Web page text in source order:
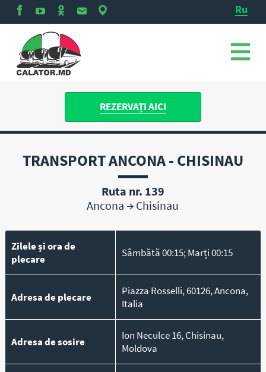
Ru
REZERVAȚI AICI
TRANSPORT ANCONA - CHISINAU
Ruta nr. 139
Ancona→ Chisinau
Zilele și ora de
plecare
Sâmbătă 00:15; Marți 00:15
Adresa de plecare
Piazza Rosselli, 60126, Ancona,
Italia
Adresa de sosire
Ion Neculce 16, Chisinau,
Moldova